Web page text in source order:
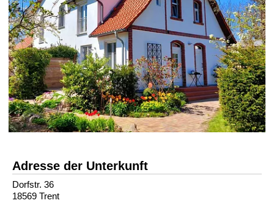
Adresse der Unterkunft
Dorfstr. 36
18569 Trent